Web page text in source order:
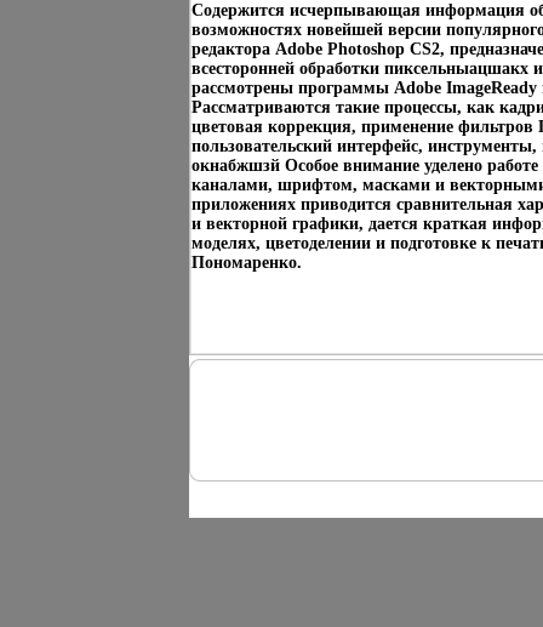
Содержится исчерпывающая информация
возможностях новейшей версии
редактора Adobe Photoshop CS2,
всесторонней обработки пиксельныацшакх
рассмотрены программы Adobe ImageReady
Рассматриваются такие процессы, как
цветовая коррекция, применение фильтров
пользовательский интерфейс,
окнабжшзй Особое внимание уделено
каналами, шрифтом, масками и
приложениях приводится сравнительная
и векторной графики, дается краткая
моделях, цветоделении и подготовке к
Пономаренко.